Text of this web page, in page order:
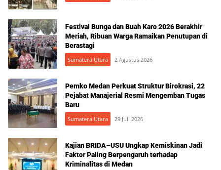
Festival Bunga dan Buah Karo 2026 Berakhir
Meriah, Ribuan Warga Ramaikan Penutupan di
Berastagi
Sumatera Utara 2 Agustus 2026
Pemko Medan Perkuat Struktur Birokrasi, 22
Pejabat Manajerial Resmi Mengemban Tugas
Baru
Sumatera Utara 29 Juli 2026
Kajian BRIDA–USU Ungkap Kemiskinan Jadi
Faktor Paling Berpengaruh terhadap
Kriminalitas di Medan